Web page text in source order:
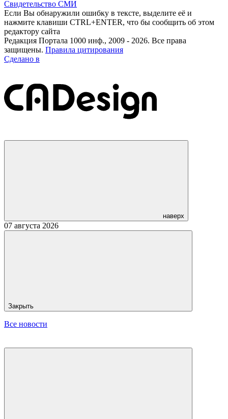
Свидетельство СМИ
Если Вы обнаружили ошибку в тексте, выделите её и
нажмите клавиши CTRL+ENTER, что бы сообщить об этом
редактору сайта
Редакция Портала 1000 инф., 2009 - 2026. Все права
защищены. Правила цитирования
Сделано в
наверх
07 августа 2026
Закрыть
Все новости